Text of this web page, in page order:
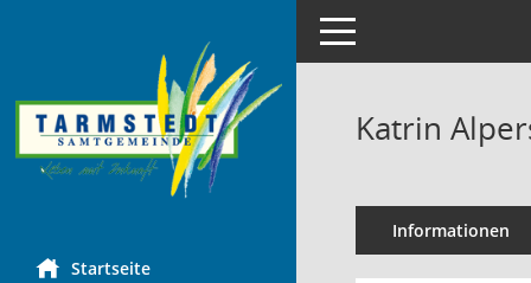
Startseite
Toggle navigation
Katrin
Informationen